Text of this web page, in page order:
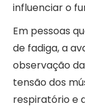
influenciar o
Em pessoas
de fadiga, a
observação
tensão dos
respiratório e